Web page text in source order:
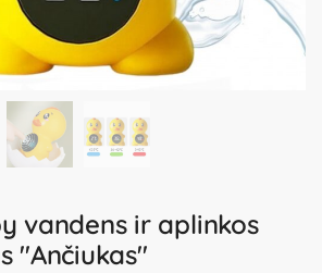
vandens ir aplinkos
"Ančiukas"